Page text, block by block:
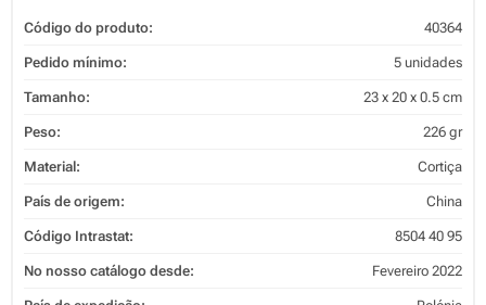
Código do produto: 40364
Pedido mínimo: 5 unidades
Tamanho: 23 x 20 x 0.5 cm
Peso: 226 gr
Material: Cortiça
País de origem: China
Código Intrastat: 8504 40 95
No nosso catálogo desde: Fevereiro 2022